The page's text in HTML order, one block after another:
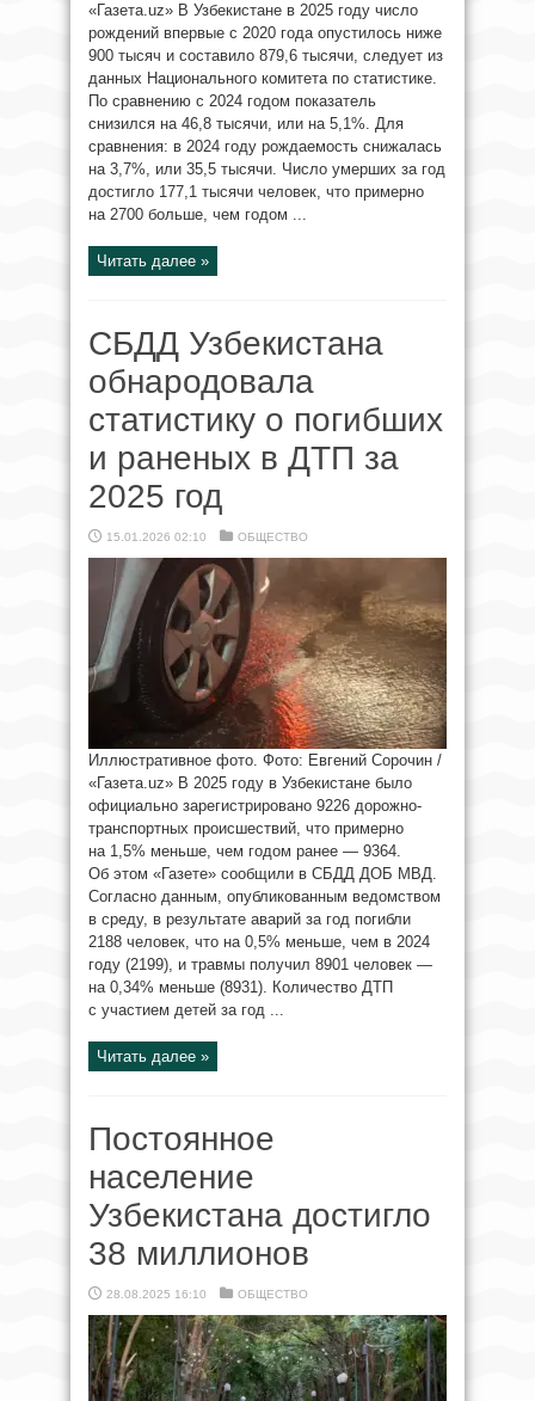
«Газета.uz» В Узбекистане в 2025 году число
рождений впервые с 2020 года опустилось ниже
900 тысяч и составило 879,6 тысячи, следует из
данных Национального комитета по статистике.
По сравнению с 2024 годом показатель
снизился на 46,8 тысячи, или на 5,1%. Для
сравнения: в 2024 году рождаемость снижалась
на 3,7%, или 35,5 тысячи. Число умерших за год
достигло 177,1 тысячи человек, что примерно
на 2700 больше, чем годом ...
Читать далее »
СБДД Узбекистана
обнародовала
статистику о погибших
и раненых в ДТП за
2025 год
15.01.2026 02:10 ОБЩЕСТВО
Иллюстративное фото. Фото: Евгений Сорочин /
«Газета.uz» В 2025 году в Узбекистане было
официально зарегистрировано 9226 дорожно-
транспортных происшествий, что примерно
на 1,5% меньше, чем годом ранее — 9364.
Об этом «Газете» сообщили в СБДД ДОБ МВД.
Согласно данным, опубликованным ведомством
в среду, в результате аварий за год погибли
2188 человек, что на 0,5% меньше, чем в 2024
году (2199), и травмы получил 8901 человек —
на 0,34% меньше (8931). Количество ДТП
с участием детей за год ...
Читать далее »
Постоянное
население
Узбекистана достигло
38 миллионов
28.08.2025 16:10 ОБЩЕСТВО